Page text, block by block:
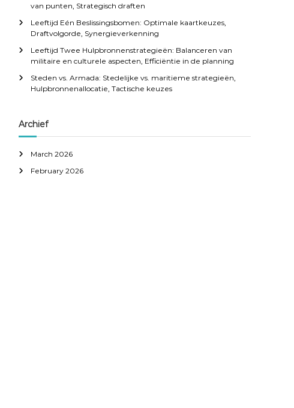
van punten, Strategisch draften
Leeftijd Eén Beslissingsbomen: Optimale kaartkeuzes,
Draftvolgorde, Synergieverkenning
Leeftijd Twee Hulpbronnenstrategieën: Balanceren van
militaire en culturele aspecten, Efficiëntie in de planning
Steden vs. Armada: Stedelijke vs. maritieme strategieën,
Hulpbronnenallocatie, Tactische keuzes
Archief
March 2026
February 2026